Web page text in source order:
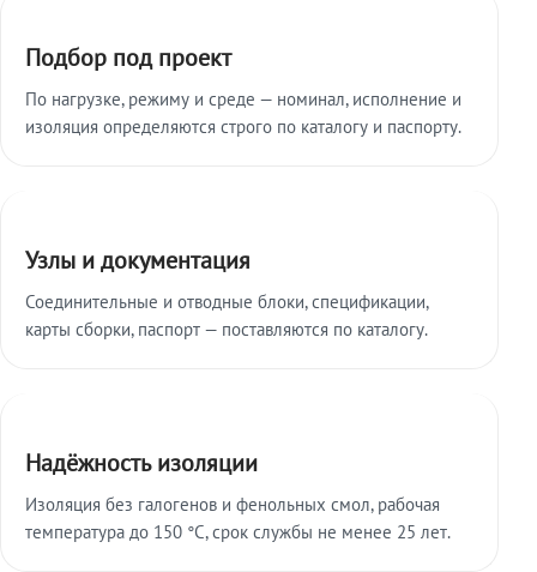
Подбор под проект
По нагрузке, режиму и среде — номинал, исполнение и
изоляция определяются строго по каталогу и паспорту.
Узлы и документация
Соединительные и отводные блоки, спецификации,
карты сборки, паспорт — поставляются по каталогу.
Надёжность изоляции
Изоляция без галогенов и фенольных смол, рабочая
температура до 150 °C, срок службы не менее 25 лет.